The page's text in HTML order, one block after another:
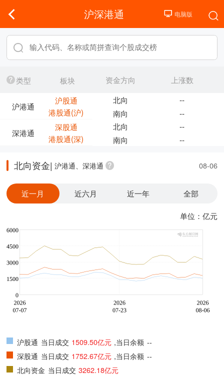
沪深港通
类型 板块
沪港通
沪股通
港股通(沪)
深港通
深股通
港股通(深)
资金方向
上涨数
北向
--
南向
--
北向
--
南向
--
北向资金| 沪港通、深港通 08-06
近一月 近六月 近一年 全部
单位：亿元
沪股通 当日成交 1509.50亿元 ,当日余额 --
深股通 当日成交 1752.67亿元 ,当日余额 --
北向资金 当日成交 3262.18亿元